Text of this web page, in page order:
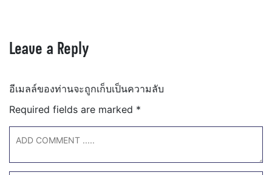
Leave a Reply
อีเมลล์ของท่านจะถูกเก็บเป็นความลับ
Required fields are marked *